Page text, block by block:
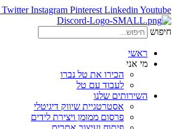
Twitter Instagram Pinterest Linkedin Youtube
חיפוש
ראשי
מי אני
הכירו את טל נברו
לעבוד עם טל
השירותים שלנו
אסטרטגיית שיווק דיגיטלי
פרסום ממומן ויצירת לידים